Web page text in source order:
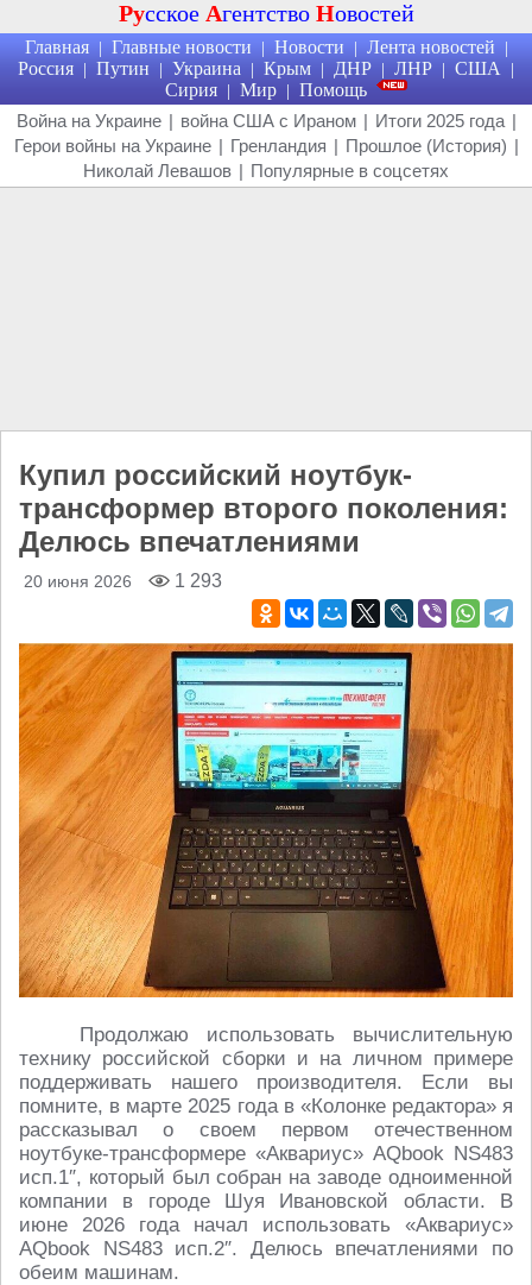
Русское Агентство Новостей
Главная | Главные новости | Новости | Лента новостей |
Россия | Путин | Украина | Крым | ДНР | ЛНР | США |
Сирия | Мир | Помощь
Война на Украине | война США с Ираном | Итоги 2025 года |
Герои войны на Украине | Гренландия | Прошлое (История) |
Николай Левашов | Популярные в соцсетях
Купил российский ноутбук-
трансформер второго поколения:
Делюсь впечатлениями
20 июня 2026 1 293
Продолжаю использовать вычислительную
технику российской сборки и на личном примере
поддерживать нашего производителя. Если вы
помните, в марте 2025 года в «Колонке редактора» я
рассказывал о своем первом отечественном
ноутбуке-трансформере «Аквариус» AQbook NS483
исп.1″, который был собран на заводе одноименной
компании в городе Шуя Ивановской области. В
июне 2026 года начал использовать «Аквариус»
AQbook NS483 исп.2″. Делюсь впечатлениями по
обеим машинам.